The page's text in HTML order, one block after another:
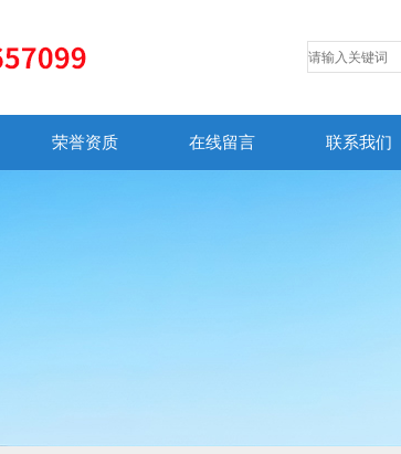
荣誉资质 在线留言 联系我们